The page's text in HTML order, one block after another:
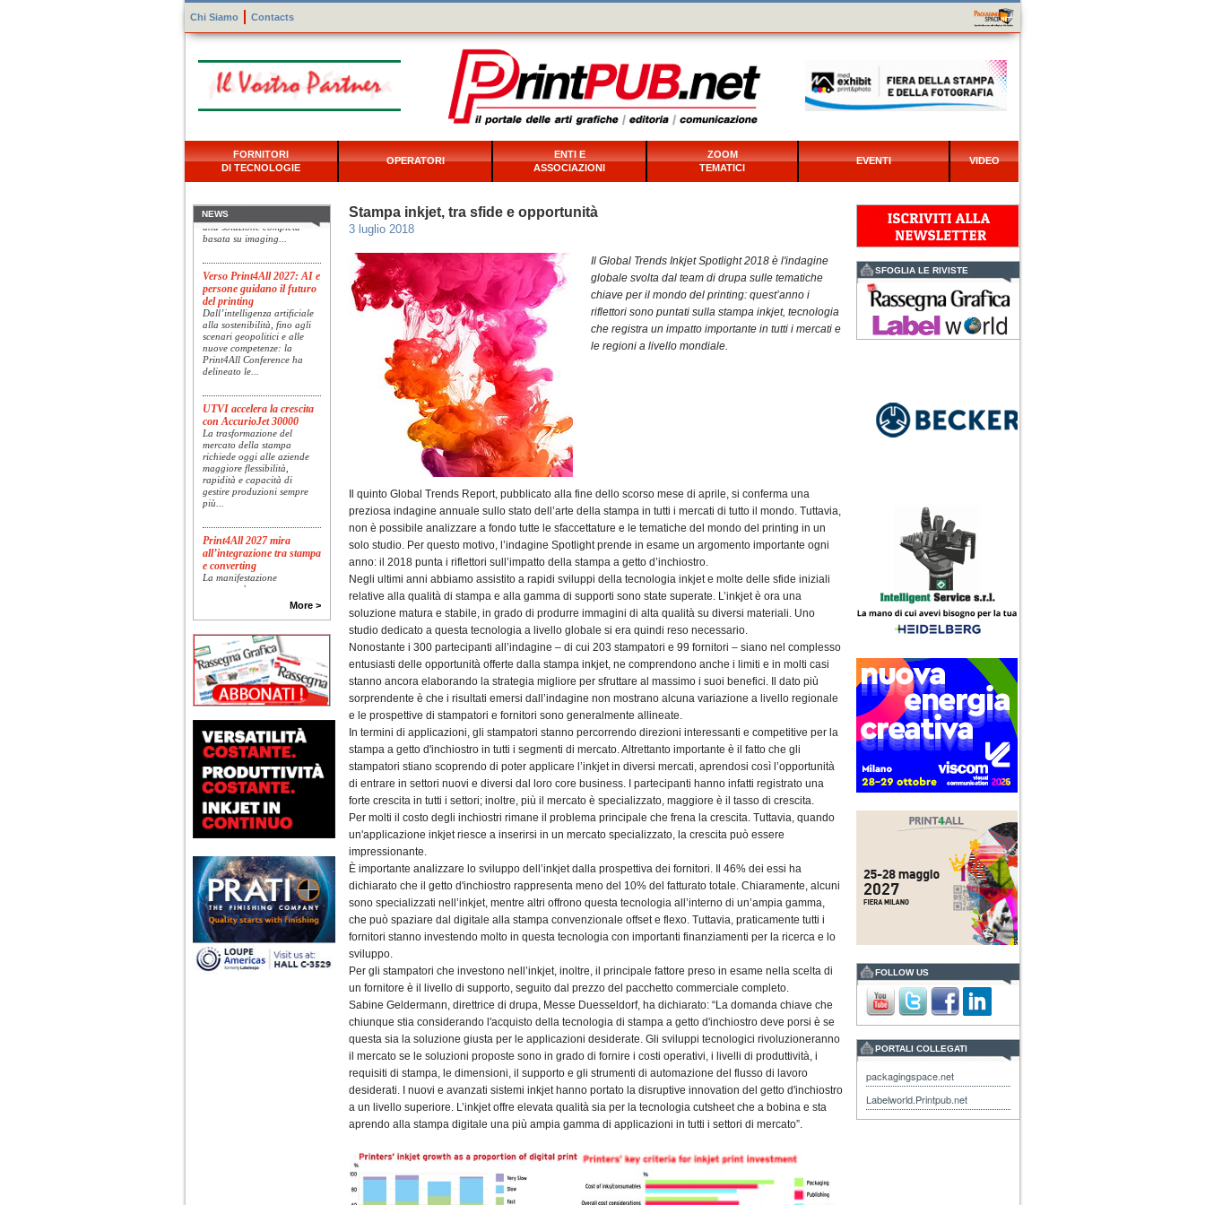
Chi Siamo Contacts
FORNITORI
DI TECNOLOGIE
OPERATORI
ENTI E
ASSOCIAZIONI
ZOOM
TEMATICI
EVENTI VIDEO
Stampa inkjet, tra sfide e opportunità
3 luglio 2018
Il Global Trends Inkjet Spotlight 2018 è l'indagine
globale svolta dal team di drupa sulle tematiche
chiave per il mondo del printing: quest’anno i
riflettori sono puntati sulla stampa inkjet, tecnologia
che registra un impatto importante in tutti i mercati e
le regioni a livello mondiale.
Il quinto Global Trends Report, pubblicato alla fine dello scorso mese di aprile, si conferma una
preziosa indagine annuale sullo stato dell’arte della stampa in tutti i mercati di tutto il mondo. Tuttavia,
non è possibile analizzare a fondo tutte le sfaccettature e le tematiche del mondo del printing in un
solo studio. Per questo motivo, l’indagine Spotlight prende in esame un argomento importante ogni
anno: il 2018 punta i riflettori sull’impatto della stampa a getto d’inchiostro.
Negli ultimi anni abbiamo assistito a rapidi sviluppi della tecnologia inkjet e molte delle sfide iniziali
relative alla qualità di stampa e alla gamma di supporti sono state superate. L’inkjet è ora una
soluzione matura e stabile, in grado di produrre immagini di alta qualità su diversi materiali. Uno
studio dedicato a questa tecnologia a livello globale si era quindi reso necessario.
Nonostante i 300 partecipanti all’indagine – di cui 203 stampatori e 99 fornitori – siano nel complesso
entusiasti delle opportunità offerte dalla stampa inkjet, ne comprendono anche i limiti e in molti casi
stanno ancora elaborando la strategia migliore per sfruttare al massimo i suoi benefici. Il dato più
sorprendente è che i risultati emersi dall’indagine non mostrano alcuna variazione a livello regionale
e le prospettive di stampatori e fornitori sono generalmente allineate.
In termini di applicazioni, gli stampatori stanno percorrendo direzioni interessanti e competitive per la
stampa a getto d'inchiostro in tutti i segmenti di mercato. Altrettanto importante è il fatto che gli
stampatori stiano scoprendo di poter applicare l’inkjet in diversi mercati, aprendosi così l’opportunità
di entrare in settori nuovi e diversi dal loro core business. I partecipanti hanno infatti registrato una
forte crescita in tutti i settori; inoltre, più il mercato è specializzato, maggiore è il tasso di crescita.
Per molti il costo degli inchiostri rimane il problema principale che frena la crescita. Tuttavia, quando
un'applicazione inkjet riesce a inserirsi in un mercato specializzato, la crescita può essere
impressionante.
È importante analizzare lo sviluppo dell’inkjet dalla prospettiva dei fornitori. Il 46% dei essi ha
dichiarato che il getto d'inchiostro rappresenta meno del 10% del fatturato totale. Chiaramente, alcuni
sono specializzati nell’inkjet, mentre altri offrono questa tecnologia all’interno di un’ampia gamma,
che può spaziare dal digitale alla stampa convenzionale offset e flexo. Tuttavia, praticamente tutti i
fornitori stanno investendo molto in questa tecnologia con importanti finanziamenti per la ricerca e lo
sviluppo.
Per gli stampatori che investono nell’inkjet, inoltre, il principale fattore preso in esame nella scelta di
un fornitore è il livello di supporto, seguito dal prezzo del pacchetto commerciale completo.
Sabine Geldermann, direttrice di drupa, Messe Duesseldorf, ha dichiarato: “La domanda chiave che
chiunque stia considerando l'acquisto della tecnologia di stampa a getto d'inchiostro deve porsi è se
questa sia la soluzione giusta per le applicazioni desiderate. Gli sviluppi tecnologici rivoluzioneranno
il mercato se le soluzioni proposte sono in grado di fornire i costi operativi, i livelli di produttività, i
requisiti di stampa, le dimensioni, il supporto e gli strumenti di automazione del flusso di lavoro
desiderati. I nuovi e avanzati sistemi inkjet hanno portato la disruptive innovation del getto d'inchiostro
a un livello superiore. L’inkjet offre elevata qualità sia per la tecnologia cutsheet che a bobina e sta
aprendo alla stampa digitale una più ampia gamma di applicazioni in tutti i settori di mercato”.
NEWS
Konica Minolta presenta
Specim RETEX
Konica Minolta, realtà di
riferimento a livello globale
presenta Specim RETEX,
una soluzione completa
basata su imaging...
persone guidano il futuro
del printing
Dall’intelligenza artificiale
alla sostenibilità, fino agli
scenari geopolitici e alle
nuove competenze: la
Print4All Conference ha
delineato le...
con AccurioJet 30000
La trasformazione del
mercato della stampa
richiede oggi alle aziende
maggiore flessibilità,
rapidità e capacità di
gestire produzioni sempre
più...
all’integrazione tra stampa
e converting
La manifestazione
racconterà stampa e
Platinum Technologies
presenta SIGNATURE
Flatbed
approfondita delle reali
esigenze produttive del
mercato, Platinum
Technologies, centro
europeo di ricerca e...
Nava Press sceglie
integrare nel proprio
workflow la nuova
AccurioJet 30000 di Konica
Minolta, il sistema inkjet UV
LED B2+ progettato per...
Polyedra diventa un
marchio europeo: nasce
Polyedra Distribution
More >
SFOGLIA LE RIVISTE
FOLLOW US
PORTALI COLLEGATI
packagingspace.net
Labelworld.Printpub.net